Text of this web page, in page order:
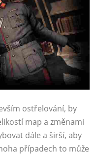
ostřelování, by
map a změnami
dále a širší, aby
případech to může